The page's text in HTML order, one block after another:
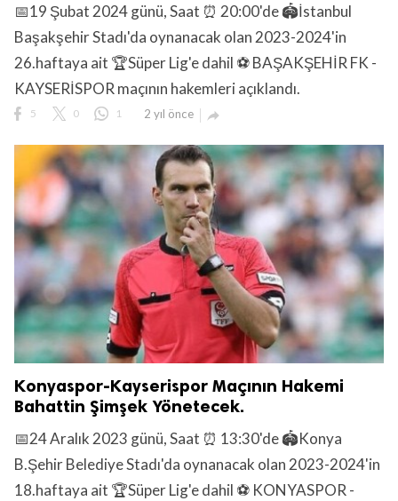
📅19 Şubat 2024 günü, Saat ⏰ 20:00'de 🏟️İstanbul
Başakşehir Stadı'da oynanacak olan 2023-2024'in
26.haftaya ait 🏆Süper Lig'e dahil ⚽ BAŞAKŞEHİR FK -
KAYSERİSPOR maçının hakemleri açıklandı.
5 0 1 2 yıl önce 
Konyaspor-Kayserispor Maçının Hakemi
Bahattin Şimşek Yönetecek.
📅24 Aralık 2023 günü, Saat ⏰ 13:30'de 🏟️Konya
B.Şehir Belediye Stadı'da oynanacak olan 2023-2024'in
18.haftaya ait 🏆Süper Lig'e dahil ⚽ KONYASPOR -